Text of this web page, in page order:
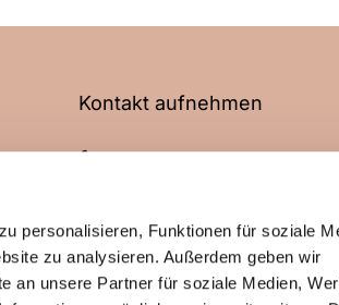
personalisieren, Funktionen für soziale
zu analysieren. Außerdem geben wir
an unsere Partner für soziale Medien,
Kontakt aufnehmen
info@evangelische-